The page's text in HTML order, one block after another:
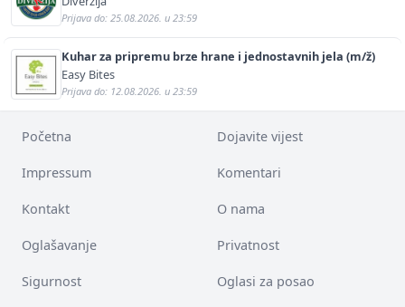
Prijava do: 25.08.2026. u 23:59
Kuhar za pripremu brze hrane i jednostavnih jela (m/ž)
Easy Bites
Prijava do: 12.08.2026. u 23:59
Početna Dojavite vijest
Impressum Komentari
Kontakt O nama
Oglašavanje Privatnost
Sigurnost Oglasi za posao